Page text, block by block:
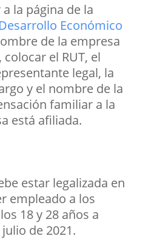
la página de la
Económico
de la empresa
el RUT, el
legal, la
y el nombre de la
familiar a la
está afiliada.
estar legalizada en
empleado a los
18 y 28 años a
de 2021.